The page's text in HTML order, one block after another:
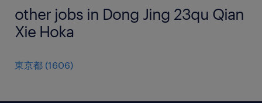
other jobs in Dong Jing 23qu Qian
Xie Hoka
東京都 (1606)